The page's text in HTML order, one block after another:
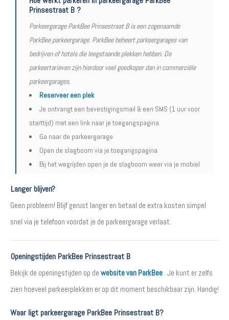
Prinsestraat B ?
Parkeergarage ParkBee Prinsestraat B is een zogenaamde
ParkBee parkeergarage. ParkBee beheert parkeergarages van
bedrijven of hotels die leegstaande plekken hebben. De
parkeertarieven zijn hierdoor veel goedkoper dan in commerciële
parkeergarages.
Reserveer een plek
Je ontvangt een bevestigingsmail & een SMS (1 uur voor
starttijd) met een link naar je toegangspagina.
Ga naar de parkeergarage
Open de slagboom via je toegangspagina
Bij het wegrijden open je de slagboom weer via je mobiel
Langer blijven?
Geen probleem! Blijf gerust langer en betaal de extra kosten simpel
snel via je telefoon voordat je de parkeergarage verlaat.
Openingstijden ParkBee Prinsestraat B
Bekijk de openingstijden op de website van ParkBee . Je kunt er zelfs
zien hoeveel parkeerplekken er op dit moment beschikbaar zijn. Handig!
Waar ligt parkeergarage ParkBee Prinsestraat B?